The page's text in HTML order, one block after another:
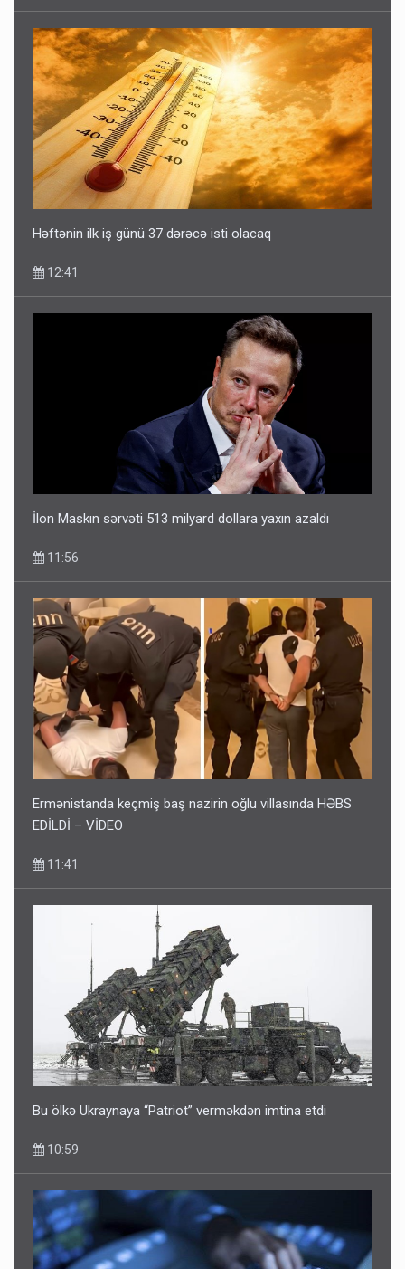
Həftənin ilk iş günü 37 dərəcə isti olacaq
12:41
İlon Maskın sərvəti 513 milyard dollara yaxın azaldı
11:56
Ermənistanda keçmiş baş nazirin oğlu villasında HƏBS
EDİLDİ – VİDEO
11:41
Bu ölkə Ukraynaya “Patriot” verməkdən imtina etdi
10:59